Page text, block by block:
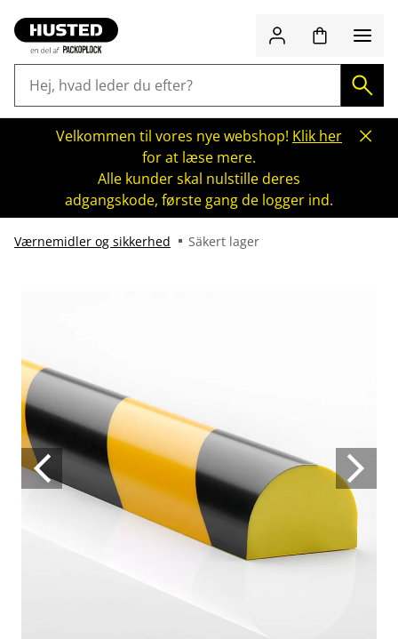
Velkommen til vores nye webshop! Klik her
for at læse mere.
Alle kunder skal nulstille deres
adgangskode, første gang de logger ind.
Værnemidler og sikkerhed Säkert lager